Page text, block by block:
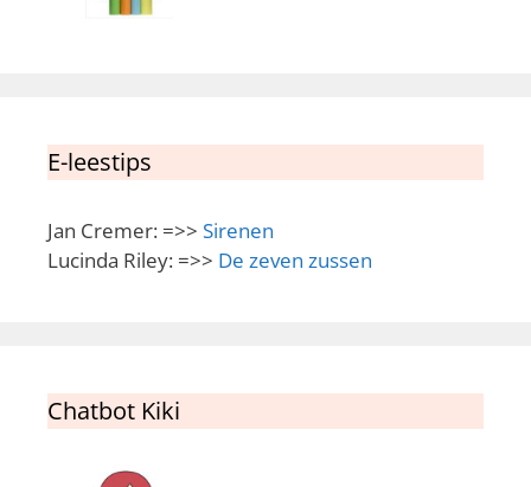
E-leestips
Jan Cremer: =>> Sirenen
Lucinda Riley: =>> De zeven zussen
Chatbot Kiki